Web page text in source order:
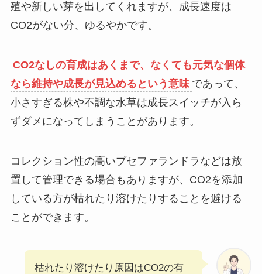
殖や新しい芽を出してくれますが、成長速度は
CO2がない分、ゆるやかです。
CO2なしの育成はあくまで、なくても元気な個体
なら維持や成長が見込めるという意味 であって、
小さすぎる株や不調な水草は成長スイッチが入ら
ずダメになってしまうことがあります。
コレクション性の高いブセファランドラなどは放
置して管理できる場合もありますが、CO2を添加
している方が枯れたり溶けたりすることを避ける
ことができます。
枯れたり溶けたり原因はCO2の有